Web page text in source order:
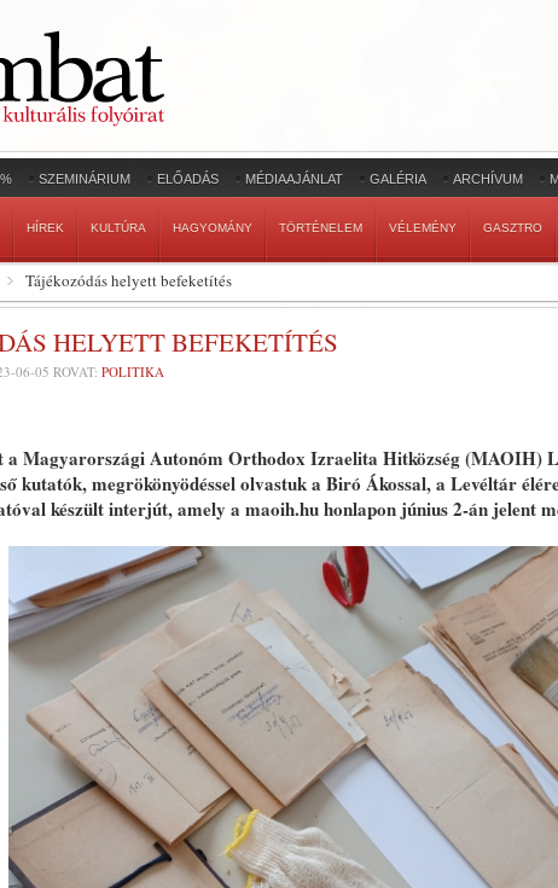
SZEMINÁRIUM ELŐADÁS MÉDIAAJÁNLAT GALÉRIA ARCHÍVUM
HÍREK KULTÚRA HAGYOMÁNY TÖRTÉNELEM VÉLEMÉNY GASZTRO
Tájékozódás helyett befeketítés
HELYETT BEFEKETÍTÉS
06-05 ROVAT: POLITIKA
Magyarországi Autonóm Orthodox Izraelita Hitközség (MAOIH)
kutatók, megrökönyödéssel olvastuk a Biró Ákossal, a Levéltár
készült interjút, amely a maoih.hu honlapon június 2-án jelent